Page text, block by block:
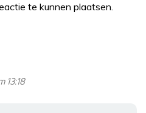
te kunnen plaatsen.
13:18